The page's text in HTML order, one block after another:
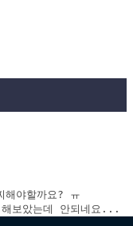
해야할까요? ㅠ